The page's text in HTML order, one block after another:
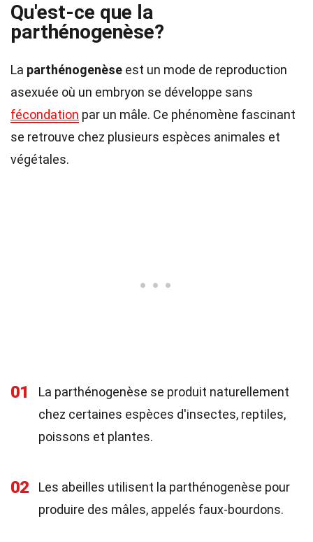
Qu'est-ce que la
parthénogenèse?
La parthénogenèse est un mode de reproduction
asexuée où un embryon se développe sans
fécondation par un mâle. Ce phénomène fascinant
se retrouve chez plusieurs espèces animales et
végétales.
01
La parthénogenèse se produit naturellement
chez certaines espèces d'insectes, reptiles,
poissons et plantes.
02
Les abeilles utilisent la parthénogenèse pour
produire des mâles, appelés faux-bourdons.